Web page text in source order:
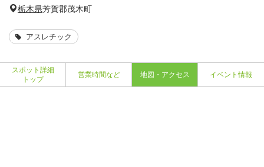
栃木県芳賀郡茂木町
アスレチック
スポット詳細
トップ
営業時間など 地図・アクセス イベント情報